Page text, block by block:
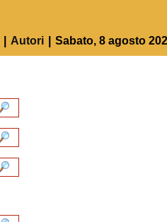
Autori Sabato, 8 agosto